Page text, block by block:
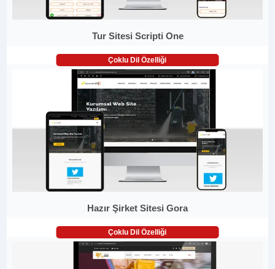
Tur Sitesi Scripti One
Çoklu Dil Özelliği
Hazır Şirket Sitesi Gora
Çoklu Dil Özelliği